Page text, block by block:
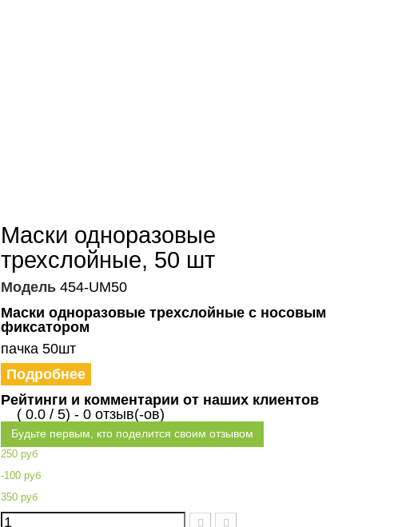
Маски одноразовые
трехслойные, 50 шт
Модель 454-UM50
Маски одноразовые трехслойные с носовым
фиксатором
пачка 50шт
Подробнее
Рейтинги и комментарии от наших клиентов
( 0.0 / 5) - 0 отзыв(-ов)
Будьте первым, кто поделится своим отзывом
250 руб
-100 руб
350 руб